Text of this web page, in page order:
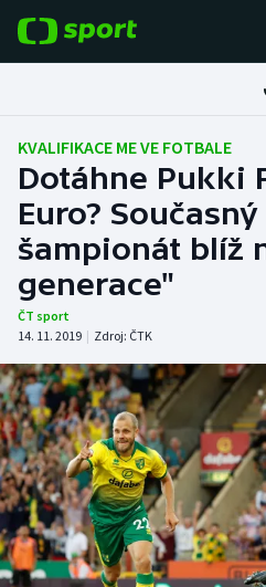
Fotbal
Hokej
Tenis
Atletika
DALŠÍ SPORTY
Americký fotbal
Baseball a softbal
Basketbal
NEPŘEHLÉDNĚTE
Soutěže
Historické návraty
KVALIFIKACE ME VE FOTBALE
Dotáhne Pukki
Euro?
šampionát blíž
generace"
ČT sport
14. 11. 2019 | Zdroj: ČTK